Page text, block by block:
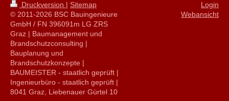
Druckversion | Sitemap
© 2011-2026 BSC Bauingenieure
GmbH / FN 396091m LG ZRS
Graz | Baumanagement und
Brandschutzconsulting |
Bauplanung und
Brandschutzkonzepte |
BAUMEISTER - staatlich geprüft |
Ingenieurbüro - staatlich geprüft |
8041 Graz, Liebenauer Gürtel 10
Login
Webansicht